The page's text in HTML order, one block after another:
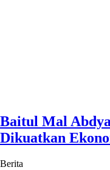
Baitul Mal
Dikuatkan
Berita